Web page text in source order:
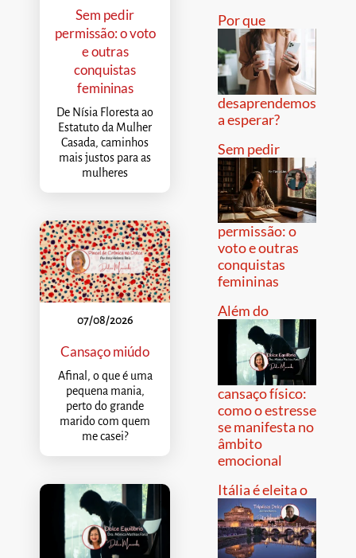
Sem pedir
permissão: o voto
e outras
conquistas
femininas
De Nísia Floresta ao
Estatuto da Mulher
Casada, caminhos
mais justos para as
mulheres
07/08/2026
Cansaço miúdo
Afinal, o que é uma
pequena mania,
perto do grande
marido com quem
me casei?
Por que
desaprendemos
a esperar?
Sem pedir
permissão: o
voto e outras
conquistas
femininas
Além do
cansaço físico:
como o estresse
se manifesta no
âmbito
emocional
Itália é eleita o